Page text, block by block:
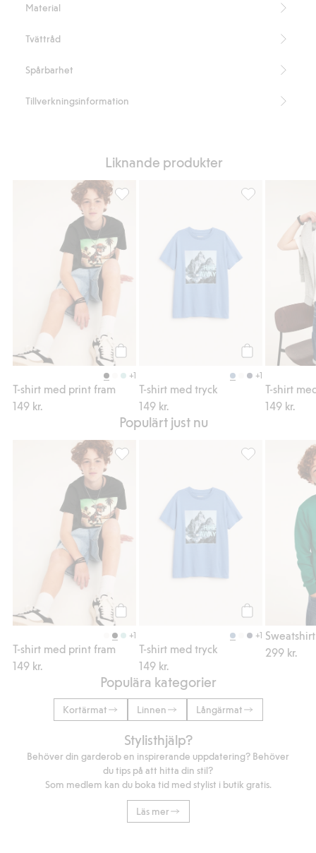
Material
Tvättråd
Spårbarhet
Tillverkningsinformation
Liknande produkter
Köp
+1
T-shirt med print fram
149 kr.
+1
T-shirt med tryck
149 kr.
T-shirt
149 kr.
Populärt just nu
Köp
+1
T-shirt med print fram
149 kr.
T-shirt med print fram, Lägg till i favoriter
+1
T-shirt med tryck
149 kr.
T-shirt med
299 kr.
Populära kategorier
Kortärmat Linnen Långärmat
Stylisthjälp?
Behöver din garderob en inspirerande uppdatering? Behöver
du tips på att hitta din stil?
Som medlem kan du boka tid med stylist i butik gratis.
Läs mer